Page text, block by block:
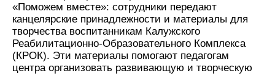
«Поможем вместе»: сотрудники передают
канцелярские принадлежности и материалы для
творчества воспитанникам Калужского
Реабилитационно-Образовательного Комплекса
(КРОК). Эти материалы помогают педагогам
центра организовать развивающую и творческую